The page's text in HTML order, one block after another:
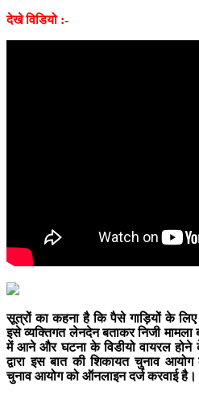
देखे विडियो :-
सूत्रों का कहना है कि पैसे गाड़ियों के
इसे व्यक्तिगत लेनदेन बताकर निजी
में आने और घटना के विडीयो वायरल होने
द्वारा इस बात की शिकायत चुनाव
चुनाव आयोग को ऑनलाइन दर्ज करवाई है।